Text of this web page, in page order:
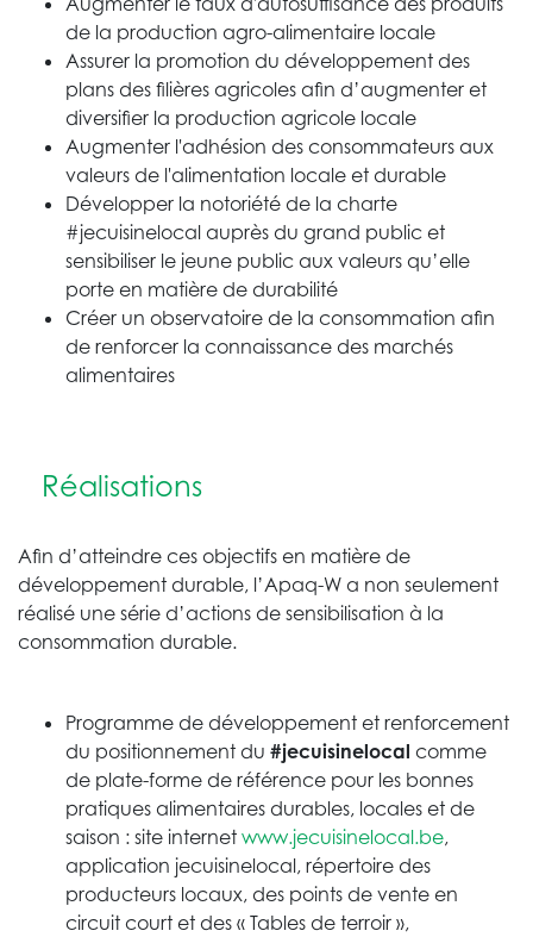
de la production agro-alimentaire locale
Assurer la promotion du développement des
plans des filières agricoles afin d’augmenter et
diversifier la production agricole locale
Augmenter l'adhésion des consommateurs aux
valeurs de l'alimentation locale et durable
Développer la notoriété de la charte
#jecuisinelocal auprès du grand public et
sensibiliser le jeune public aux valeurs qu’elle
porte en matière de durabilité
Créer un observatoire de la consommation afin
de renforcer la connaissance des marchés
alimentaires
Réalisations
Afin d’atteindre ces objectifs en matière de
développement durable, l’Apaq-W a non seulement
réalisé une série d’actions de sensibilisation à la
consommation durable.
Programme de développement et renforcement
du positionnement du #jecuisinelocal comme
de plate-forme de référence pour les bonnes
pratiques alimentaires durables, locales et de
saison : site internet www.jecuisinelocal.be,
application jecuisinelocal, répertoire des
producteurs locaux, des points de vente en
circuit court et des « Tables de terroir »,